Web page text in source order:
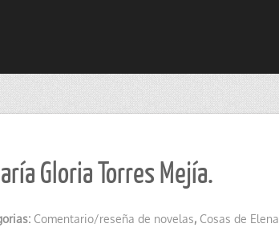
Gloria Torres Mejía.
Comentario/reseña de novelas, Cosas de Elena